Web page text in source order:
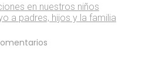
en nuestros niños
a padres, hijos y la familia